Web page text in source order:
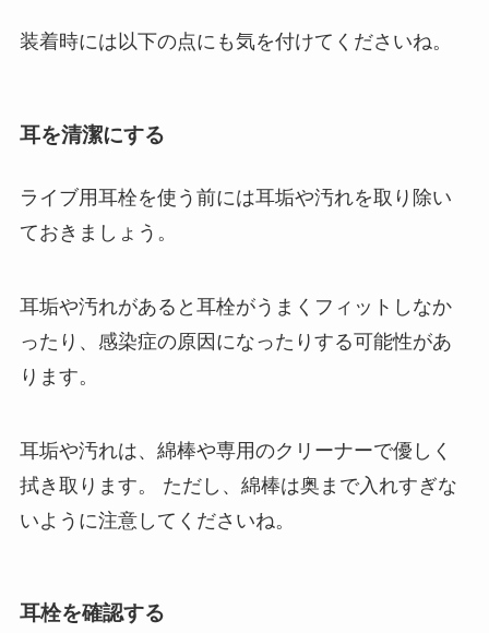
装着時には以下の点にも気を付けてくださいね。
耳を清潔にする
ライブ用耳栓を使う前には耳垢や汚れを取り除い
ておきましょう。
耳垢や汚れがあると耳栓がうまくフィットしなか
ったり、感染症の原因になったりする可能性があ
ります。
耳垢や汚れは、綿棒や専用のクリーナーで優しく
拭き取ります。 ただし、綿棒は奥まで入れすぎな
いように注意してくださいね。
耳栓を確認する